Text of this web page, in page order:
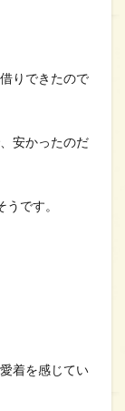
りできたので
安かったのだ
です。
着を感じてい